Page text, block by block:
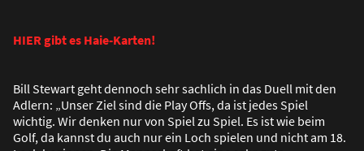
HIER gibt es Haie-Karten!
Bill Stewart geht dennoch sehr sachlich in das Duell mit den
Adlern: „Unser Ziel sind die Play Offs, da ist jedes Spiel
wichtig. Wir denken nur von Spiel zu Spiel. Es ist wie beim
Golf, da kannst du auch nur ein Loch spielen und nicht am 18.